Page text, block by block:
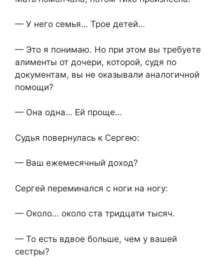
— У него семья… Трое детей…
— Это я понимаю. Но при этом вы требуете
алименты от дочери, которой, судя по
документам, вы не оказывали аналогичной
помощи?
— Она одна… Ей проще…
Судья повернулась к Сергею:
— Ваш ежемесячный доход?
Сергей переминался с ноги на ногу:
— Около… около ста тридцати тысяч.
— То есть вдвое больше, чем у вашей
сестры?